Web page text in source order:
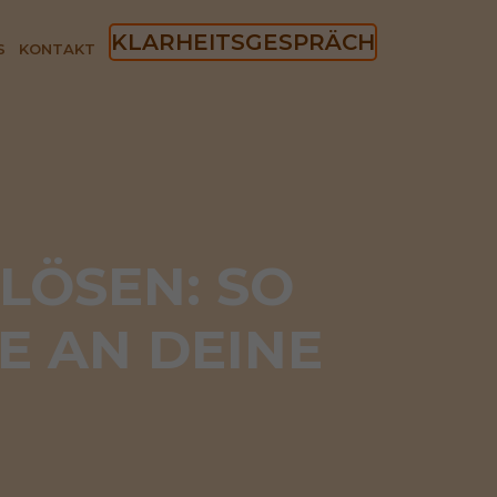
KONTAKT KLARHEITSGESPRÄCH
SO
AN DEINE